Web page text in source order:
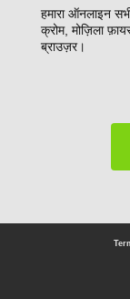
हमारा ऑनलाइन
क्रोम, मोज़िला
ब्राउज़र।